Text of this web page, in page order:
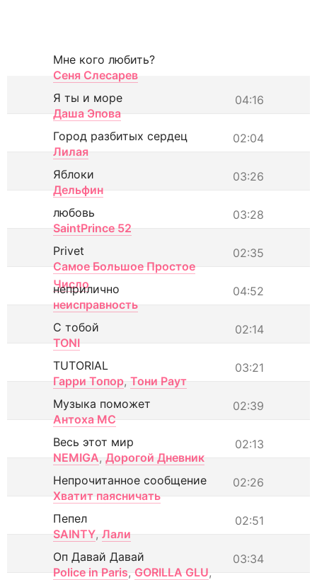
Мне кого любить?
Сеня Слесарев
04:16
Я ты и море
Даша Эпова
02:04
Город разбитых сердец
Лилая
03:26
Яблоки
Дельфин
03:28
любовь
SaintPrince 52
02:35
Privet
Самое Большое Простое
Число
04:52
неприлично
неисправность
02:14
С тобой
TONI
03:21
TUTORIAL
Гарри Топор, Тони Раут
02:39
Музыка поможет
Антоха МС
02:13
Весь этот мир
NEMIGA, Дорогой Дневник
02:26
Непрочитанное сообщение
Хватит паясничать
02:51
Пепел
SAINTY, Лали
03:34
Оп Давай Давай
Police in Paris, GORILLA GLU,